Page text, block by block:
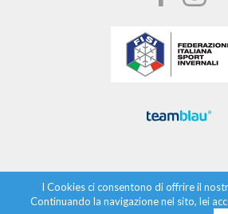
I Cookies ci consentono di offrire il
Continuando la navigazione nel sito, lei